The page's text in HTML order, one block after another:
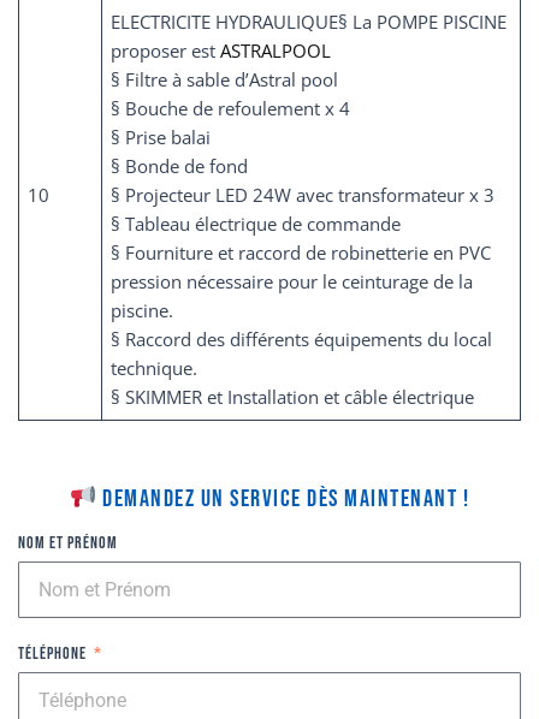
10
ELECTRICITE HYDRAULIQUE§ La POMPE PISCINE
proposer estASTRALPOOL
§ Filtre à sable d’Astral pool
§ Bouche de refoulement x 4
§ Prise balai
§ Bonde de fond
§ Projecteur LED 24W avec transformateur x 3
§ Tableau électrique de commande
§ Fourniture et raccord de robinetterie en PVC
pression nécessaire pour le ceinturage de la
piscine.
§ Raccord des différents équipements du local
technique.
§ SKIMMER et Installation et câble électrique
Demandez un service dès maintenant !
Nom et Prénom
Téléphone